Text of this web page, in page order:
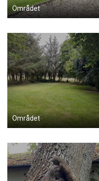
Området
Området